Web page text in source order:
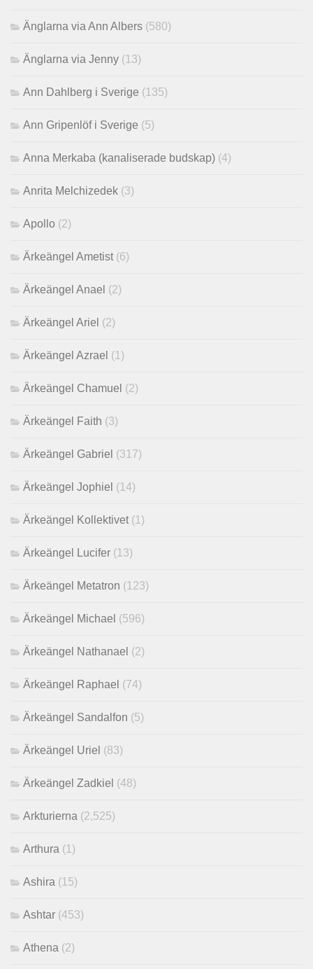
Änglarna via Ann Albers (580)
Änglarna via Jenny (13)
Ann Dahlberg i Sverige (135)
Ann Gripenlöf i Sverige (5)
Anna Merkaba (kanaliserade budskap) (4)
Anrita Melchizedek (3)
Apollo (2)
Ärkeängel Ametist (6)
Ärkeängel Anael (2)
Ärkeängel Ariel (2)
Ärkeängel Azrael (1)
Ärkeängel Chamuel (2)
Ärkeängel Faith (3)
Ärkeängel Gabriel (317)
Ärkeängel Jophiel (14)
Ärkeängel Kollektivet (1)
Ärkeängel Lucifer (13)
Ärkeängel Metatron (123)
Ärkeängel Michael (596)
Ärkeängel Nathanael (2)
Ärkeängel Raphael (74)
Ärkeängel Sandalfon (5)
Ärkeängel Uriel (83)
Ärkeängel Zadkiel (48)
Arkturierna (2,525)
Arthura (1)
Ashira (15)
Ashtar (453)
Athena (2)